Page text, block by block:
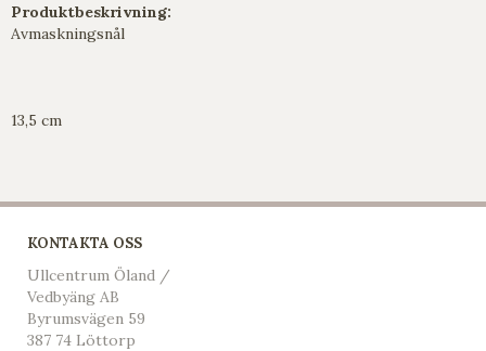
Produktbeskrivning:
Avmaskningsnål
13,5 cm
KONTAKTA OSS
Ullcentrum Öland /
Vedbyäng AB
Byrumsvägen 59
387 74 Löttorp